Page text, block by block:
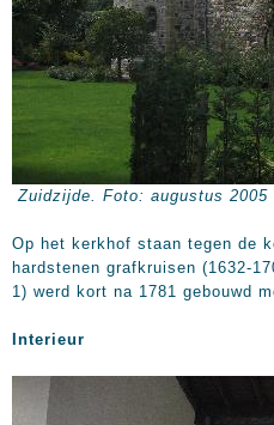
Zuidzijde. Foto: augustus 2005
Op het kerkhof staan tegen de
hardstenen grafkruisen (1632-
1) werd kort na 1781 gebouwd
Interieur